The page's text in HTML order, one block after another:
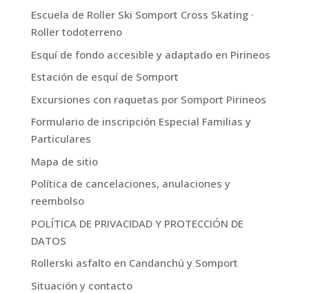
Escuela de Roller Ski Somport Cross Skating ·
Roller todoterreno
Esquí de fondo accesible y adaptado en Pirineos
Estación de esquí de Somport
Excursiones con raquetas por Somport Pirineos
Formulario de inscripción Especial Familias y
Particulares
Mapa de sitio
Política de cancelaciones, anulaciones y
reembolso
POLÍTICA DE PRIVACIDAD Y PROTECCIÓN DE
DATOS
Rollerski asfalto en Candanchú y Somport
Situación y contacto